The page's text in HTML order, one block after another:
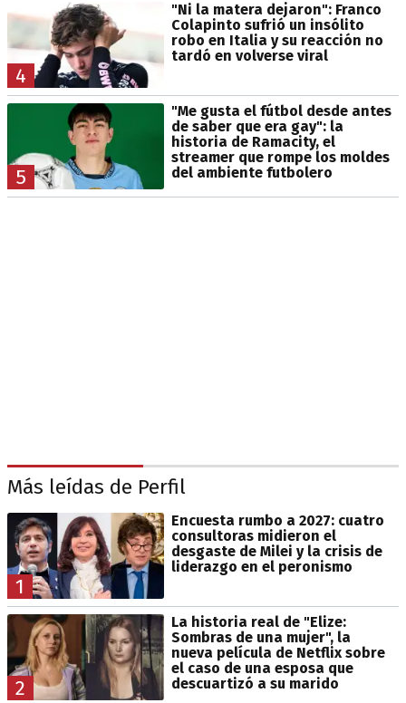
4
"Ni la matera dejaron": Franco
Colapinto sufrió un insólito
robo en Italia y su reacción no
tardó en volverse viral
5
"Me gusta el fútbol desde antes
de saber que era gay": la
historia de Ramacity, el
streamer que rompe los moldes
del ambiente futbolero
Más leídas de Perfil
1
Encuesta rumbo a 2027: cuatro
consultoras midieron el
desgaste de Milei y la crisis de
liderazgo en el peronismo
2
La historia real de "Elize:
Sombras de una mujer", la
nueva película de Netflix sobre
el caso de una esposa que
descuartizó a su marido